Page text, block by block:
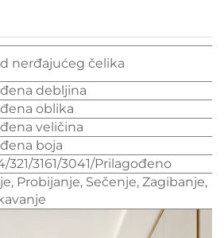
nerđajućeg čelika
debljina
oblika
veličina
boja
321/3161/3041/Prilagođeno
Probijanje, Sečenje, Zagibanje,